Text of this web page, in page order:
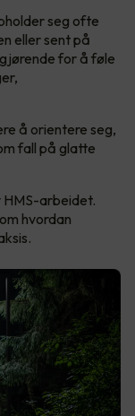
seg ofte
eller sent på
for å føle
å orientere seg,
fall på glatte
HMS-arbeidet.
hvordan